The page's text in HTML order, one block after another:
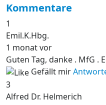
Kommentare
1
Emil.K.Hbg.
1 monat vor
Guten Tag, danke . MfG .
Gefällt mir
3
Alfred Dr. Helmerich